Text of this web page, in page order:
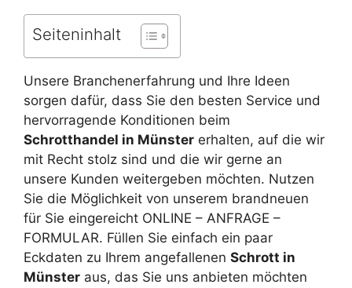
Seiteninhalt
Unsere Branchenerfahrung und Ihre Ideen
sorgen dafür, dass Sie den besten Service und
hervorragende Konditionen beim
Schrotthandel in Münster erhalten, auf die wir
mit Recht stolz sind und die wir gerne an
unsere Kunden weitergeben möchten. Nutzen
Sie die Möglichkeit von unserem brandneuen
für Sie eingereicht ONLINE – ANFRAGE –
FORMULAR. Füllen Sie einfach ein paar
Eckdaten zu Ihrem angefallenen Schrott in
Münster aus, das Sie uns anbieten möchten